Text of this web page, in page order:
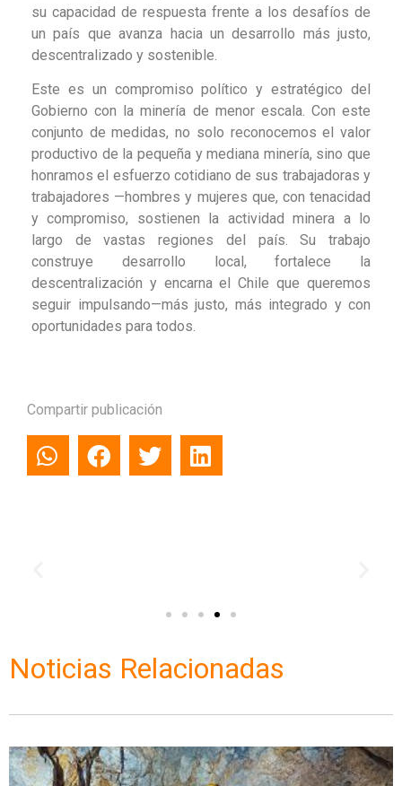
su capacidad de respuesta frente a los desafíos de
un país que avanza hacia un desarrollo más justo,
descentralizado y sostenible.
Este es un compromiso político y estratégico del
Gobierno con la minería de menor escala. Con este
conjunto de medidas, no solo reconocemos el valor
productivo de la pequeña y mediana minería, sino que
honramos el esfuerzo cotidiano de sus trabajadoras y
trabajadores —hombres y mujeres que, con tenacidad
y compromiso, sostienen la actividad minera a lo
largo de vastas regiones del país. Su trabajo
construye desarrollo local, fortalece la
descentralización y encarna el Chile que queremos
seguir impulsando—más justo, más integrado y con
oportunidades para todos.
Compartir publicación
Noticias Relacionadas